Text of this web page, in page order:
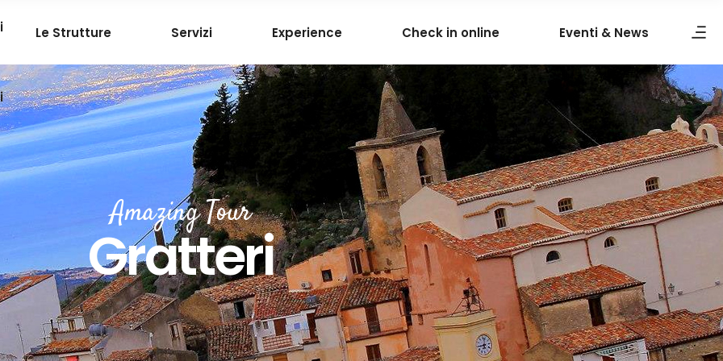
Le Strutture Servizi Experience Check in online Eventi & News
Amazing Tour
Gratteri